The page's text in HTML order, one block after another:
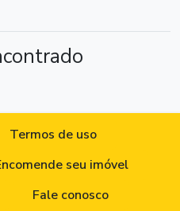
Termos de uso
seu imóvel
Fale conosco